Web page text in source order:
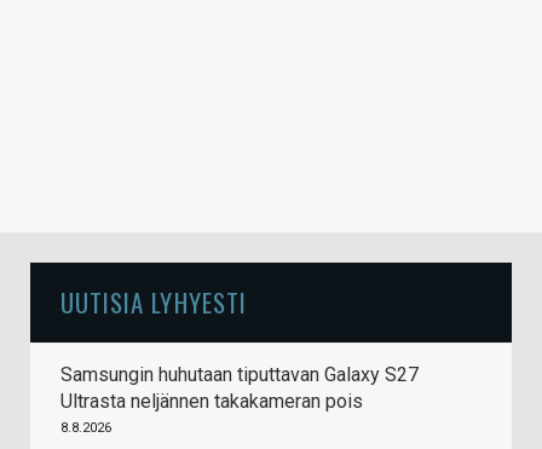
UUTISIA LYHYESTI
Samsungin huhutaan tiputtavan Galaxy S27
Ultrasta neljännen takakameran pois
8.8.2026